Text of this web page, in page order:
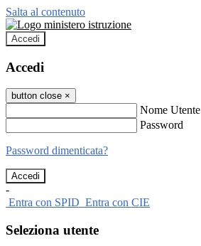
Salta al contenuto
Accedi
Accedi
button close ×
Nome Utente
Password
Password dimenticata?
-
Entra con SPID Entra con CIE
Seleziona utente